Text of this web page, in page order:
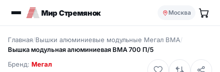
Мир Стремянок Москва
Главная/Вышки алюминиевые модульные Мегал ВМА/
Вышка модульная алюминиевая ВМА 700 П/5
Бренд: Мегал